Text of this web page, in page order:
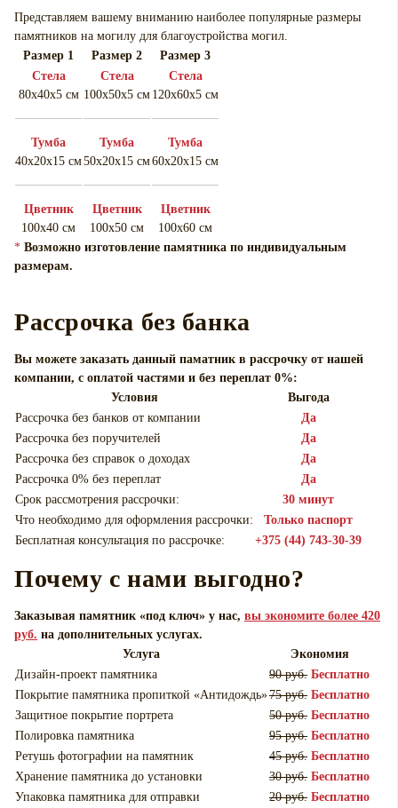
Представляем вашему вниманию наиболее популярные размеры
памятников на могилу для благоустройства могил.
Размер 1
Размер 2
Размер 3
Cтела
80х40х5 см
Тумба
40х20х15 см
Цветник
100х40 см
Cтела
100х50х5 см
Тумба
50х20х15 см
Цветник
100х50 см
Cтела
120х60х5 см
Тумба
60х20х15 см
Цветник
100х60 см
* Возможно изготовление памятника по индивидуальным
размерам.
Рассрочка без банка
Вы можете заказать данный паматник в рассрочку от нашей
компании, с оплатой частями и без переплат 0%:
Условия
Выгода
Рассрочка без банков от компании
Да
Рассрочка без поручителей
Да
Рассрочка без справок о доходах
Да
Рассрочка 0% без переплат
Да
Срок рассмотрения рассрочки:
30 минут
Что необходимо для оформления рассрочки:
Только паспорт
Бесплатная консультация по рассрочке:
+375 (44) 743-30-39
Почему с нами выгодно?
Заказывая памятник «под ключ» у нас, вы экономите более 420
руб. на дополнительных услугах.
Услуга
Экономия
Дизайн-проект памятника
90 руб. Бесплатно
Покрытие памятника пропиткой «Антидождь»75 руб. Бесплатно
Защитное покрытие портрета
50 руб. Бесплатно
Полировка памятника
95 руб. Бесплатно
Ретушь фотографии на памятник
45 руб. Бесплатно
Хранение памятника до установки
30 руб. Бесплатно
Упаковка памятника для отправки
20 руб. Бесплатно